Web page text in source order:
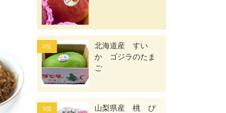
北海道産 すい
か ゴジラのたま
ご
山梨県産 桃 ぴ